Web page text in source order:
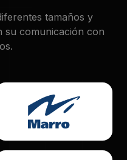
tamaños y
su comunicación con